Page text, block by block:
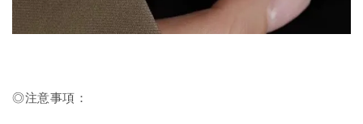
◎注意事項：